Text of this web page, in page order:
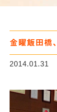
金曜飯田橋
2014.01.31